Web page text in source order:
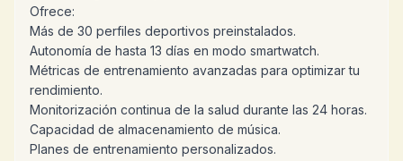
Ofrece:
Más de 30 perfiles deportivos preinstalados.
Autonomía de hasta 13 días en modo smartwatch.
Métricas de entrenamiento avanzadas para optimizar tu
rendimiento.
Monitorización continua de la salud durante las 24 horas.
Capacidad de almacenamiento de música.
Planes de entrenamiento personalizados.